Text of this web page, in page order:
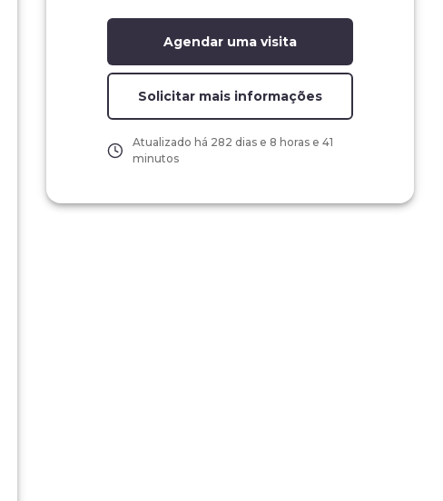
Agendar uma visita
Solicitar mais informações
Atualizado há 282 dias e 8 horas e 41
minutos